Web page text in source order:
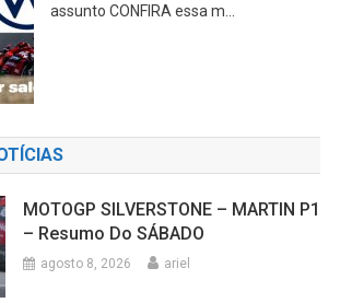
assunto CONFIRA essa m...
MOTOGP SILVERSTONE – MARTIN P1
– Resumo Do SÁBADO
agosto 8, 2026 ariel